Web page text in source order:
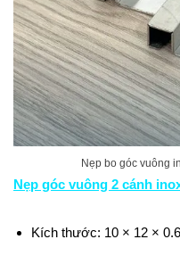
Nẹp bo góc vuông
Nẹp góc vuông 2 cánh
Kích thước: 10 × 12 ×